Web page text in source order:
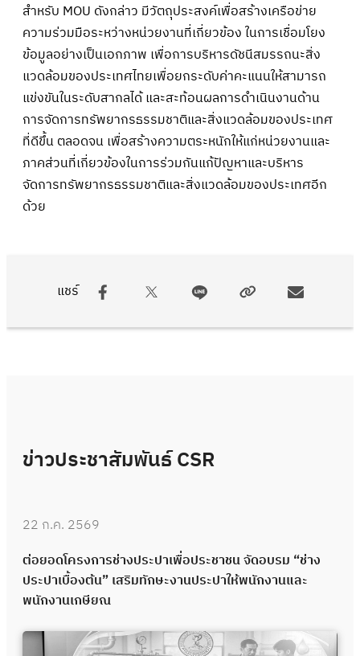
แชร์
สำหรับ MOU ดังกล่าว มีวัตถุประสงค์เพื่อสร้างเครือข่าย
ความร่วมมือระหว่างหน่วยงานที่เกี่ยวข้อง ในการเชื่อมโยง
ข้อมูลอย่างเป็นเอกภาพ เพื่อการบริหารดัชนีสมรรถนะสิ่ง
แวดล้อมของประเทศไทยเพื่อยกระดับค่าคะแนนให้สามารถ
แข่งขันในระดับสากลได้ และสะท้อนผลการดำเนินงานด้าน
การจัดการทรัพยากรธรรมชาติและสิ่งแวดล้อมของประเทศ
ที่ดีขึ้น ตลอดจน เพื่อสร้างความตระหนักให้แก่หน่วยงานและ
ภาคส่วนที่เกี่ยวข้องในการร่วมกันแก้ปัญหาและบริหาร
จัดการทรัพยากรธรรมชาติและสิ่งแวดล้อมของประเทศอีก
ด้วย
ข่าวประชาสัมพันธ์ CSR
22 ก.ค. 2569
ต่อยอดโครงการช่างประปาเพื่อประชาชน จัดอบรม “ช่าง
ประปาเบื้องต้น” เสริมทักษะงานประปาให้พนักงานและ
พนักงานเกษียณ